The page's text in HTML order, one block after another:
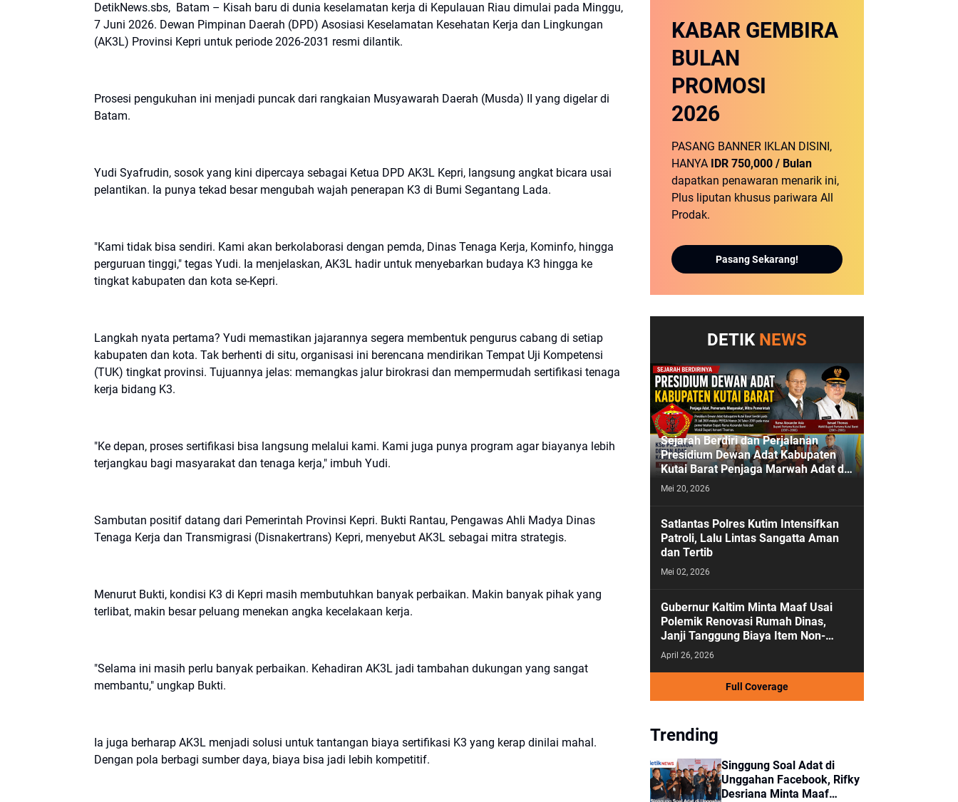
DetikNews.sbs, Batam – Kisah baru di dunia keselamatan kerja di Kepulauan Riau dimulai pada Minggu,
7 Juni 2026. Dewan Pimpinan Daerah (DPD) Asosiasi Keselamatan Kesehatan Kerja dan Lingkungan
(AK3L) Provinsi Kepri untuk periode 2026-2031 resmi dilantik.
Prosesi pengukuhan ini menjadi puncak dari rangkaian Musyawarah Daerah (Musda) II yang digelar di
Batam.
Yudi Syafrudin, sosok yang kini dipercaya sebagai Ketua DPD AK3L Kepri, langsung angkat bicara usai
pelantikan. Ia punya tekad besar mengubah wajah penerapan K3 di Bumi Segantang Lada.
"Kami tidak bisa sendiri. Kami akan berkolaborasi dengan pemda, Dinas Tenaga Kerja, Kominfo, hingga
perguruan tinggi," tegas Yudi. Ia menjelaskan, AK3L hadir untuk menyebarkan budaya K3 hingga ke
tingkat kabupaten dan kota se-Kepri.
Langkah nyata pertama? Yudi memastikan jajarannya segera membentuk pengurus cabang di setiap
kabupaten dan kota. Tak berhenti di situ, organisasi ini berencana mendirikan Tempat Uji Kompetensi
(TUK) tingkat provinsi. Tujuannya jelas: memangkas jalur birokrasi dan mempermudah sertifikasi tenaga
kerja bidang K3.
"Ke depan, proses sertifikasi bisa langsung melalui kami. Kami juga punya program agar biayanya lebih
terjangkau bagi masyarakat dan tenaga kerja," imbuh Yudi.
Sambutan positif datang dari Pemerintah Provinsi Kepri. Bukti Rantau, Pengawas Ahli Madya Dinas
Tenaga Kerja dan Transmigrasi (Disnakertrans) Kepri, menyebut AK3L sebagai mitra strategis.
Menurut Bukti, kondisi K3 di Kepri masih membutuhkan banyak perbaikan. Makin banyak pihak yang
terlibat, makin besar peluang menekan angka kecelakaan kerja.
"Selama ini masih perlu banyak perbaikan. Kehadiran AK3L jadi tambahan dukungan yang sangat
membantu," ungkap Bukti.
Ia juga berharap AK3L menjadi solusi untuk tantangan biaya sertifikasi K3 yang kerap dinilai mahal.
Dengan pola berbagi sumber daya, biaya bisa jadi lebih kompetitif.
KABAR GEMBIRA
BULAN
PROMOSI
2026
PASANG BANNER IKLAN DISINI,
HANYA
IDR 750,000 / Bulan
dapatkan penawaran menarik ini,
Plus liputan khusus pariwara All
Prodak.
Pasang Sekarang!
DETIK NEWS
Sejarah Berdiri dan Perjalanan
Presidium Dewan Adat Kabupaten
Kutai Barat Penjaga Marwah Adat di
Bumi Sendawar
Mei 20, 2026
Satlantas Polres Kutim Intensifkan
Patroli, Lalu Lintas Sangatta Aman
dan Tertib
Mei 02, 2026
Gubernur Kaltim Minta Maaf Usai
Polemik Renovasi Rumah Dinas,
Janji Tanggung Biaya Item Non-
Kedinasan
April 26, 2026
Full Coverage
Trending
Singgung Soal Adat di
Unggahan Facebook, Rifky
Desriana Minta Maaf